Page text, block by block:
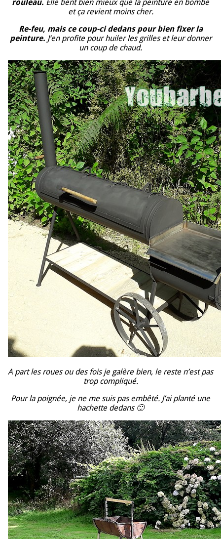
rouleau. Elle tient bien mieux que la peinture en bombe
et ça revient moins cher.
Re-feu, mais ce coup-ci dedans pour bien fixer la
peinture. J’en profite pour huiler les grilles et leur donner
un coup de chaud.
A part les roues ou des fois je galère bien, le reste n’est pas
trop compliqué.
Pour la poignée, je ne me suis pas embêté. J’ai planté une
hachette dedans 🙂